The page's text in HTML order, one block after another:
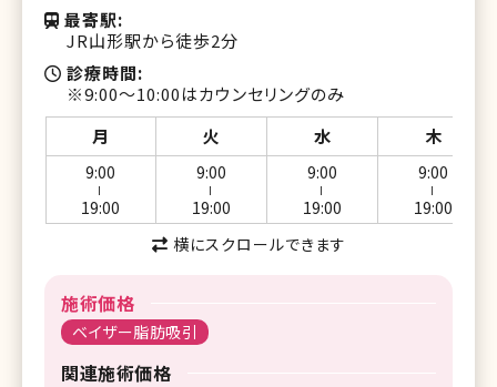
最寄駅
JR山形駅から徒歩2分
診療時間
※9:00～10:00はカウンセリングのみ
月
火 水 木
9:00
19:00
9:00
19:00
9:00
19:00
9:00
19:00
横にスクロールできます
施術価格
ベイザー脂肪吸引
関連施術価格